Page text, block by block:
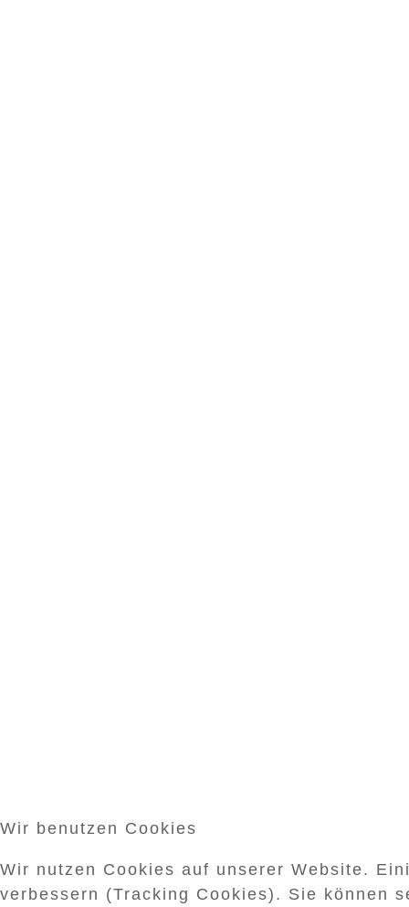
Wir benutzen Cookies
Wir nutzen Cookies auf unserer Website.
verbessern (Tracking Cookies). Sie können